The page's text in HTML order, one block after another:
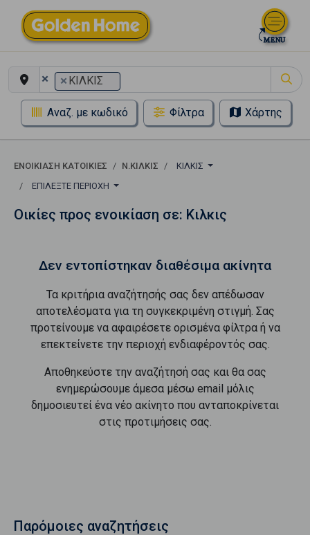
× × ΚΙΛΚΙΣ
Αναζ. με κωδικό Φίλτρα Χάρτης
ΕΝΟΙΚΊΑΣΗ ΚΑΤΟΙΚΊΕΣ Ν.ΚΙΛΚΙΣ
ΚΙΛΚΙΣ
ΕΠΙΛΈΞΤΕ ΠΕΡΙΟΧΉ
Οικίες προς ενοικίαση σε: Κιλκις
Δεν εντοπίστηκαν διαθέσιμα ακίνητα
Τα κριτήρια αναζήτησής σας δεν απέδωσαν
αποτελέσματα για τη συγκεκριμένη στιγμή. Σας
προτείνουμε να αφαιρέσετε ορισμένα φίλτρα ή να
επεκτείνετε την περιοχή ενδιαφέροντός σας.
Αποθηκεύστε την αναζήτησή σας και θα σας
ενημερώσουμε άμεσα μέσω email μόλις
δημοσιευτεί ένα νέο ακίνητο που ανταποκρίνεται
στις προτιμήσεις σας.
Παρόμοιες αναζητήσεις